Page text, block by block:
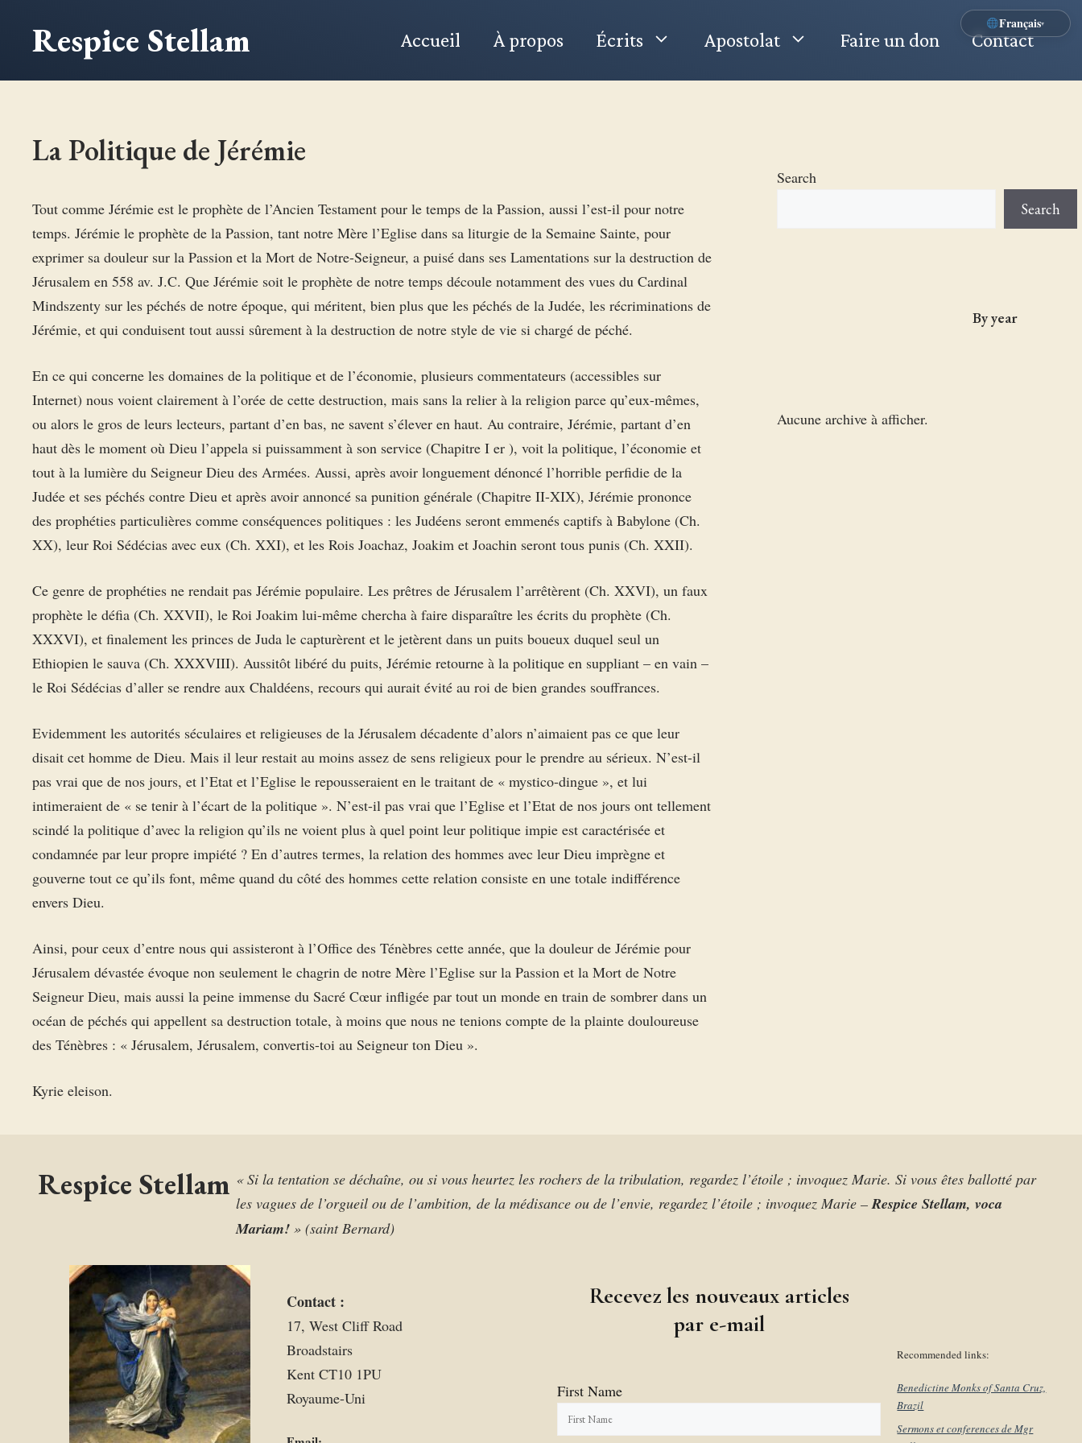
Français▾
Respice Stellam Accueil À propos Écrits Apostolat Faire un don Contact
La Politique de Jérémie
Tout comme Jérémie est le prophète de l’Ancien Testament pour le temps de la Passion, aussi l’est-il pour notre
temps. Jérémie le prophète de la Passion, tant notre Mère l’Eglise dans sa liturgie de la Semaine Sainte, pour
exprimer sa douleur sur la Passion et la Mort de Notre-Seigneur, a puisé dans ses Lamentations sur la destruction de
Jérusalem en 558 av. J.C. Que Jérémie soit le prophète de notre temps découle notamment des vues du Cardinal
Mindszenty sur les péchés de notre époque, qui méritent, bien plus que les péchés de la Judée, les récriminations de
Jérémie, et qui conduisent tout aussi sûrement à la destruction de notre style de vie si chargé de péché.
En ce qui concerne les domaines de la politique et de l’économie, plusieurs commentateurs (accessibles sur
Internet) nous voient clairement à l’orée de cette destruction, mais sans la relier à la religion parce qu’eux-mêmes,
ou alors le gros de leurs lecteurs, partant d’en bas, ne savent s’élever en haut. Au contraire, Jérémie, partant d’en
haut dès le moment où Dieu l’appela si puissamment à son service (Chapitre I er ), voit la politique, l’économie et
tout à la lumière du Seigneur Dieu des Armées. Aussi, après avoir longuement dénoncé l’horrible perfidie de la
Judée et ses péchés contre Dieu et après avoir annoncé sa punition générale (Chapitre II-XIX), Jérémie prononce
des prophéties particulières comme conséquences politiques : les Judéens seront emmenés captifs à Babylone (Ch.
XX), leur Roi Sédécias avec eux (Ch. XXI), et les Rois Joachaz, Joakim et Joachin seront tous punis (Ch. XXII).
Ce genre de prophéties ne rendait pas Jérémie populaire. Les prêtres de Jérusalem l’arrêtèrent (Ch. XXVI), un faux
prophète le défia (Ch. XXVII), le Roi Joakim lui-même chercha à faire disparaître les écrits du prophète (Ch.
XXXVI), et finalement les princes de Juda le capturèrent et le jetèrent dans un puits boueux duquel seul un
Ethiopien le sauva (Ch. XXXVIII). Aussitôt libéré du puits, Jérémie retourne à la politique en suppliant – en vain –
le Roi Sédécias d’aller se rendre aux Chaldéens, recours qui aurait évité au roi de bien grandes souffrances.
Evidemment les autorités séculaires et religieuses de la Jérusalem décadente d’alors n’aimaient pas ce que leur
disait cet homme de Dieu. Mais il leur restait au moins assez de sens religieux pour le prendre au sérieux. N’est-il
pas vrai que de nos jours, et l’Etat et l’Eglise le repousseraient en le traitant de « mystico-dingue », et lui
intimeraient de « se tenir à l’écart de la politique ». N’est-il pas vrai que l’Eglise et l’Etat de nos jours ont tellement
scindé la politique d’avec la religion qu’ils ne voient plus à quel point leur politique impie est caractérisée et
condamnée par leur propre impiété ? En d’autres termes, la relation des hommes avec leur Dieu imprègne et
gouverne tout ce qu’ils font, même quand du côté des hommes cette relation consiste en une totale indifférence
envers Dieu.
Ainsi, pour ceux d’entre nous qui assisteront à l’Office des Ténèbres cette année, que la douleur de Jérémie pour
Jérusalem dévastée évoque non seulement le chagrin de notre Mère l’Eglise sur la Passion et la Mort de Notre
Seigneur Dieu, mais aussi la peine immense du Sacré Cœur infligée par tout un monde en train de sombrer dans un
océan de péchés qui appellent sa destruction totale, à moins que nous ne tenions compte de la plainte douloureuse
des Ténèbres : « Jérusalem, Jérusalem, convertis-toi au Seigneur ton Dieu ».
Kyrie eleison.
Search
Search
By year
Aucune archive à afficher.
Respice Stellam « Si la tentation se déchaîne, ou si vous heurtez les rochers de la tribulation, regardez l’étoile ; invoquez Marie. Si vous êtes ballotté par
les vagues de l’orgueil ou de l’ambition, de la médisance ou de l’envie, regardez l’étoile ; invoquez Marie –Respice Stellam, voca
Mariam!» (saint Bernard)
Contact :
17, West Cliff Road
Broadstairs
Kent CT10 1PU
Royaume-Uni
Recevez les nouveaux articles
par e-mail
First Name
Recommended links:
Benedictine Monks of Santa Cruz,
Brazil
Sermons et conferences de Mgr